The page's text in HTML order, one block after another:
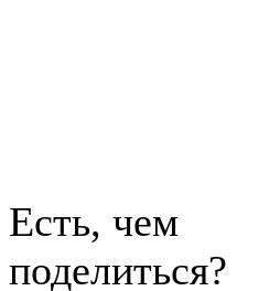
Есть, чем
поделиться?